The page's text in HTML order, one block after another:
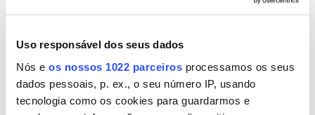
Uso responsável dos seus dados
Nós e os nossos 1022 parceiros processamos os seus
dados pessoais, p. ex., o seu número IP, usando
tecnologia como os cookies para guardarmos e
Trabalhos de impermeabilização em:
Terraços ou coberturas planas com ou sem
trânsito